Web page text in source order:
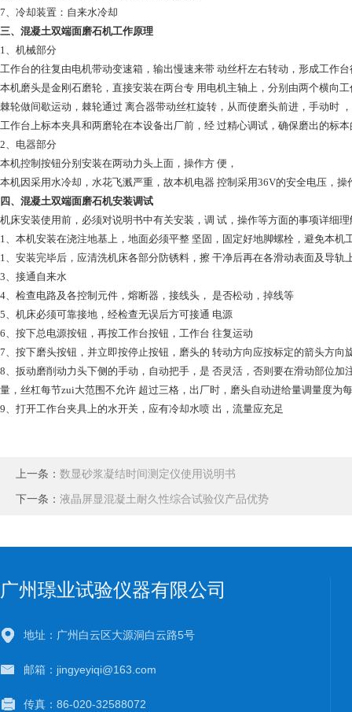
7、冷却装置：自来水冷却
三、 混凝土双端面磨石机工作原理
1、机械部分
工作台的往复由电机带动变速箱，输出慢速来带 动丝杆左右转动，形成工作
本机磨头是金刚石磨轮，直接安装在两台专 用电机主轴上，分别由两个横向
棘轮做间歇运动，棘轮通过 离合器带动丝杠旋转，从而使磨头前进，手动时
工作台上标本夹具和两磨轮在本设备出厂前，经 过精心调试，确保磨出的标
2、电器部分
本机控制按钮分别安装在两动力头上面，操作方 便，
本机因采用水冷却，水花飞溅严重，故本机电器 控制采用36V的安全电压，
四、 混凝土双端面磨石机安装调试
机床安装使用前，必须对说明书中有关安装，调 试，操作等方面的事项详细理
1、本机安装在浇注地基上，地面必须平整 坚固，固定好地脚螺栓，避免本机
1、安装完毕后，应清洗机床各部分防锈料，擦 干净后再在各滑动表面及导
3、接通自来水
4、检查电路及各控制元件，熔断器，接线头， 是否松动，掉线等
5、机床必须可靠接地，经检查无误后方可接通 电源
6、按下总电源按钮，再按工作台按钮，工作台 往复运动
7、按下磨头按钮，并立即按停止按钮，磨头的 转动方向应按标定的箭头方向
8、扳动磨削动力头下侧的手动，自动把手，是 否灵活，否则要在滑动部位
量，丝杠每节zui大范围不允许 超过三格，出厂时，磨头自动进给量调量度为
9、打开工作台夹具上的水开关，应有冷却水喷 出，流量应充足
上一条： 数显砂浆凝结时间测定仪使用说明书
下一条： 液晶屏显混凝土耐久性综合试验仪产品优势
广州璟业试验仪器有限公司
地址：广州白云区大源洞白云路5号
邮箱：jingyeyiqi@163.com
传真：86-020-32588072